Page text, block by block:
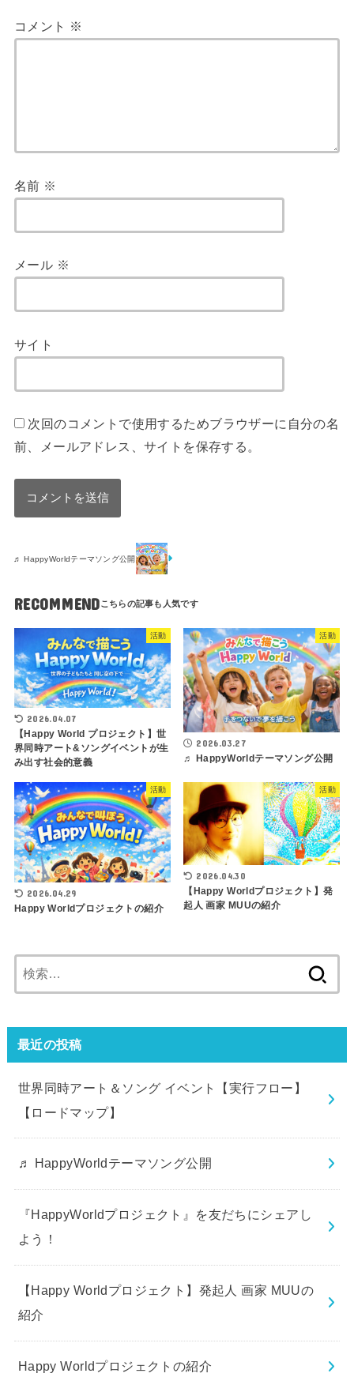
コメント ※
名前 ※
メール ※
サイト
次回のコメントで使用するためブラウザーに自分の名
前、メールアドレス、サイトを保存する。
♬ HappyWorldテーマソング公開
RECOMMEND
活動
2026.04.07
【Happy World プロジェクト】世
界同時アート&ソングイベントが生
み出す社会的意義
活動
2026.03.27
♬ HappyWorldテーマソング公開
活動
2026.04.29
Happy Worldプロジェクトの紹介
活動
2026.04.30
【Happy Worldプロジェクト】発
起人 画家 MUUの紹介
索:
最近の投稿
世界同時アート＆ソング イベント【実行フロー】
【ロードマップ】
♬ HappyWorldテーマソング公開
『HappyWorldプロジェクト』を友だちにシェアし
よう！
【Happy Worldプロジェクト】発起人 画家 MUUの
紹介
Happy Worldプロジェクトの紹介